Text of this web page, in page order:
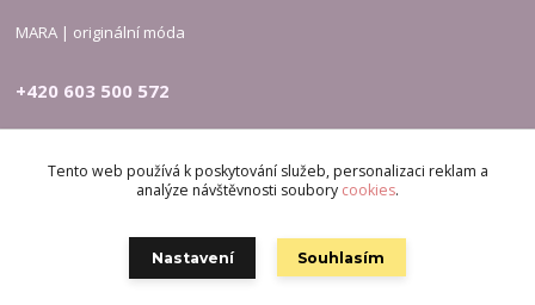
MARA | originální móda
+420 603 500 572
Tento web používá k poskytování služeb, personalizaci reklam a
analýze návštěvnosti soubory cookies.
Nastavení Souhlasím